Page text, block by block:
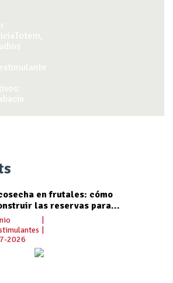
en frutales: cómo
las reservas para...
2026